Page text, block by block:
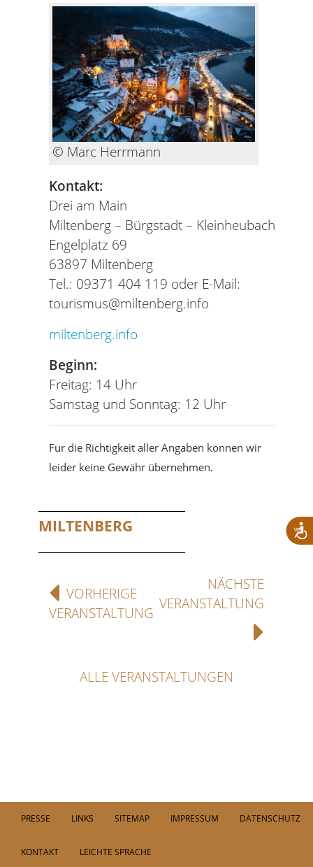
© Marc Herrmann
Kontakt:
Drei am Main
Miltenberg – Bürgstadt – Kleinheubach
Engelplatz 69
63897 Miltenberg
Tel.: 09371 404 119 oder E-Mail:
tourismus@miltenberg.info
miltenberg.info
Beginn:
Freitag: 14 Uhr
Samstag und Sonntag: 12 Uhr
Für die Richtigkeit aller Angaben können wir
leider keine Gewähr übernehmen.
MILTENBERG
VORHERIGE
VERANSTALTUNG
NÄCHSTE
VERANSTALTUNG
ALLE VERANSTALTUNGEN
PRESSE LINKS SITEMAP IMPRESSUM DATENSCHUTZ
KONTAKT LEICHTE SPRACHE